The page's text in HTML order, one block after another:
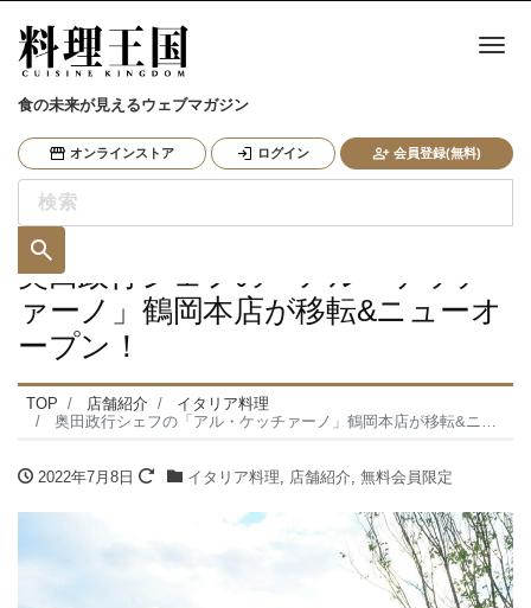
食の未来が見えるウェブマガジン
オンラインストア ログイン 会員登録(無料)
ナ
奥田政行シェフの「アル・ケッチ
ァーノ」鶴岡本店が移転&ニューオ
ープン！
TOP 店舗紹介
イタリア料理
奥田政行シェフの「アル・ケッチァーノ」鶴岡本店が移転&ニューオープン！
2022年7月8日 イタリア料理, 店舗紹介, 無料会員限定